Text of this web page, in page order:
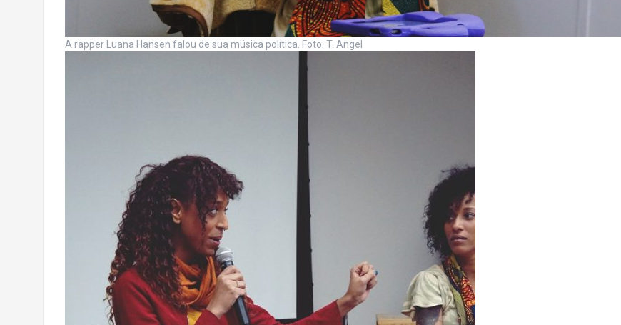
A rapper Luana Hansen falou de sua música política. Foto: T. Angel